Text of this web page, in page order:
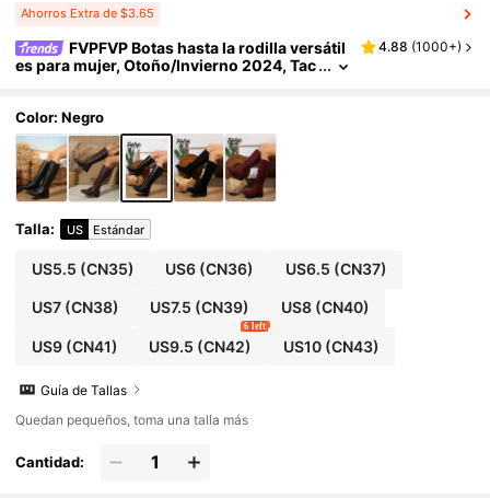
Ahorros Extra de $3.65
FVPFVP Botas hasta la rodilla versátil
es para mujer, Otoño/Invierno 2024, Tac
4.88 (1000+)
Color: Negro
Talla: US Estándar
US5.5 (CN35) US6 (CN36) US6.5 (CN37)
US7(CN38) US7.5 (CN39) US8(CN40)
US9(CN41) US9.5 (CN42)
6 left
US10(CN43)
Guía de Tallas
Quedan pequeños, toma una talla más
Cantidad: